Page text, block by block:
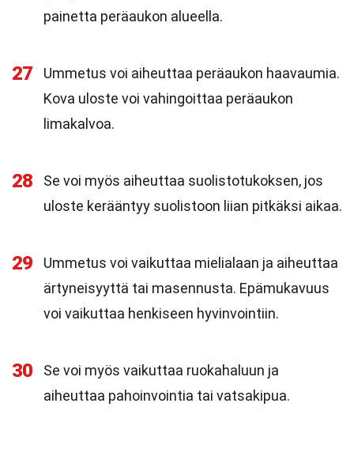
painetta peräaukon alueella.
27
Ummetus voi aiheuttaa peräaukon haavaumia.
Kova uloste voi vahingoittaa peräaukon
limakalvoa.
28
Se voi myös aiheuttaa suolistotukoksen, jos
uloste kerääntyy suolistoon liian pitkäksi aikaa.
29
Ummetus voi vaikuttaa mielialaan ja aiheuttaa
ärtyneisyyttä tai masennusta. Epämukavuus
voi vaikuttaa henkiseen hyvinvointiin.
30
Se voi myös vaikuttaa ruokahaluun ja
aiheuttaa pahoinvointia tai vatsakipua.